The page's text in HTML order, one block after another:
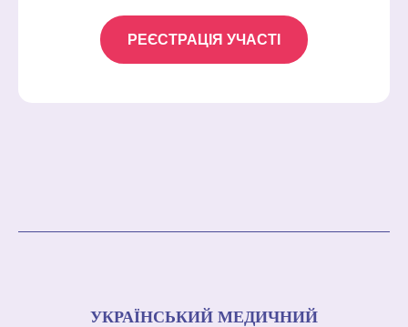
РЕЄСТРАЦІЯ УЧАСТІ
УКРАЇНСЬКИЙ МЕДИЧНИЙ